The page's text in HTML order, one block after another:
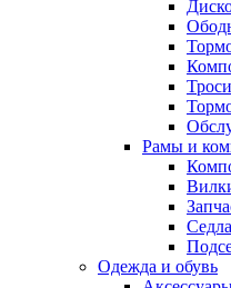
Рамы и
Седла
Одежда и обувь